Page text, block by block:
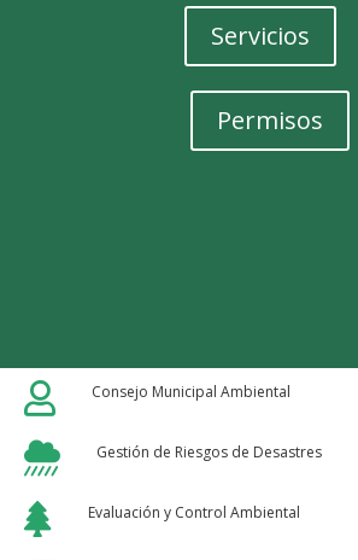
Servicios
Permisos
 Consejo Municipal Ambiental
 Gestión de Riesgos de Desastres
 Evaluación y Control Ambiental